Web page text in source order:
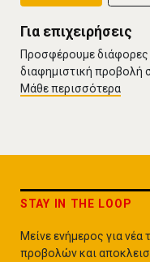
Για επιχειρήσεις
Προσφέρουμε διάφορες
διαφημιστική προβολή
Μάθε περισσότερα
STAY IN THE LOOP
Μείνε ενήμερος για
προβολών και